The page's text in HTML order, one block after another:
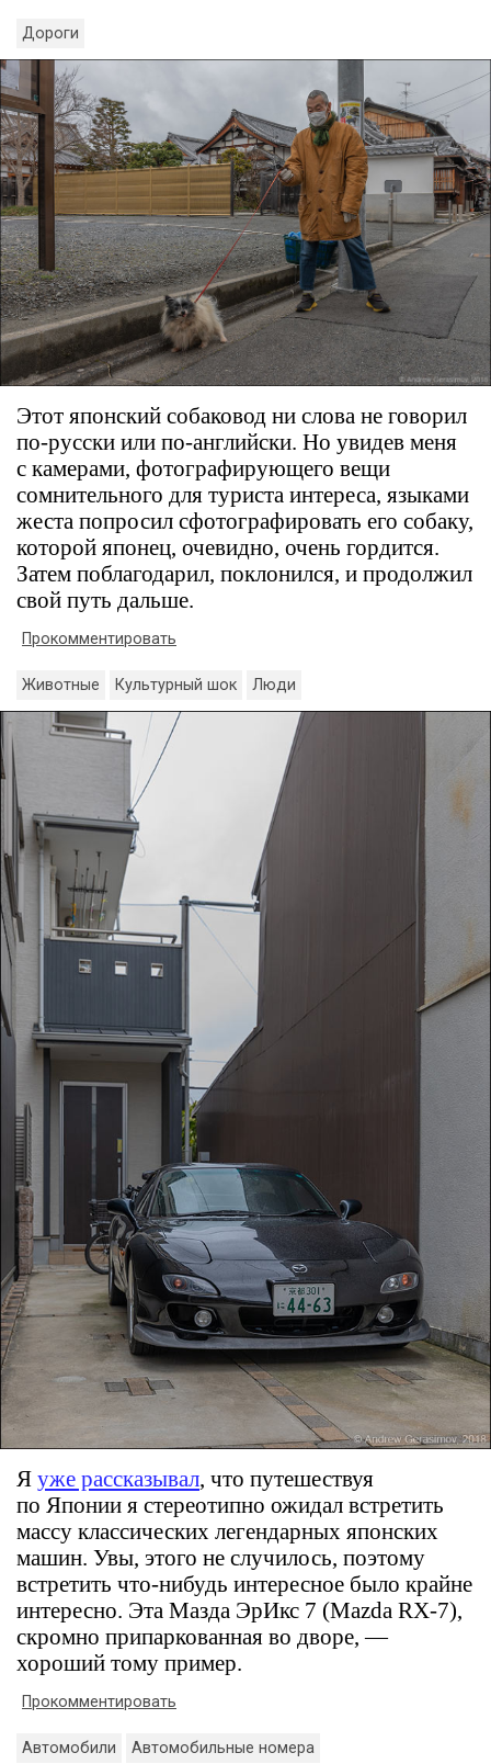
Дороги
Этот японский собаковод ни слова не говорил
по-русски или по-английски. Но увидев меня
с камерами, фотографирующего вещи
сомнительного для туриста интереса, языками
жеста попросил сфотографировать его собаку,
которой японец, очевидно, очень гордится.
Затем поблагодарил, поклонился, и продолжил
свой путь дальше.
Прокомментировать
Животные Культурный шок Люди
Я уже рассказывал, что путешествуя
по Японии я стереотипно ожидал встретить
массу классических легендарных японских
машин. Увы, этого не случилось, поэтому
встретить что-нибудь интересное было крайне
интересно. Эта Мазда ЭрИкс 7 (Mazda RX-7),
скромно припаркованная во дворе, —
хороший тому пример.
Прокомментировать
Автомобили Автомобильные номера